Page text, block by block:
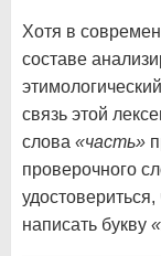
Хотя в
составе
связь этой
слова «часть»
проверочного
написать букву